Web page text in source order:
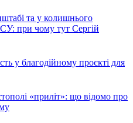
та у колишнього
при чому тут Сергій
у благодійному проєкті для
«приліт»: що відомо про